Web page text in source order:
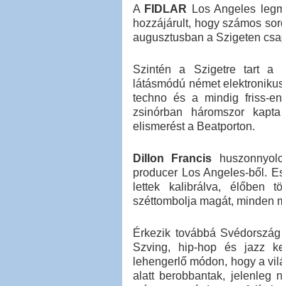
A FIDLAR Los Angeles
hozzájárult, hogy számos
augusztusban a Szigeten
Szintén a Szigetre tart a
látásmódú német
techno és a mindig friss-
zsinórban háromszor
elismerést a Beatporton.
Dillon Francis
producer Los Angeles-ből.
lettek kalibrálva, élőben
széttombolja magát, minden
Érkezik továbbá
Szving, hip-hop és jazz
lehengerlő módon, hogy a
alatt berobbantak, jelenleg